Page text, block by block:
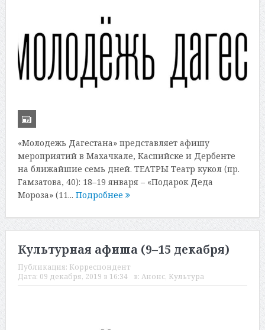
«Молодежь Дагестана» представляет афишу
мероприятий в Махачкале, Каспийске и Дербенте
на ближайшие семь дней. ТЕАТРЫ Театр кукол (пр.
Гамзатова, 40): 18–19 января – «Подарок Деда
Мороза» (11... Подробнее
Культурная афиша (9–15 декабря)
Публикация: Корреспондент
Дата: 09 декабря, 2019 в 16:34 в: Анонс, Культура